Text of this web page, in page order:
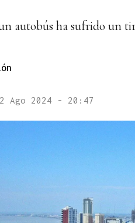
autobús ha sufrido un
Ago 2024 - 20:47